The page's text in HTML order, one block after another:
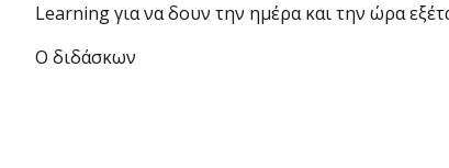
Learning για να δουν την ημέρα και την ώρα
Ο διδάσκων